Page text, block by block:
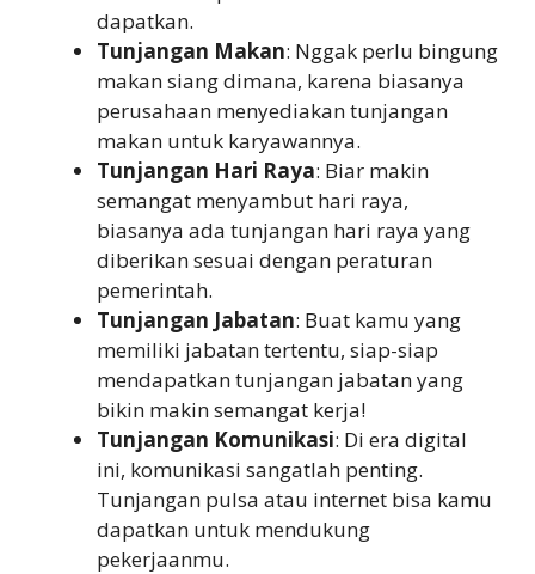
dapatkan.
Tunjangan Makan: Nggak perlu bingung
makan siang dimana, karena biasanya
perusahaan menyediakan tunjangan
makan untuk karyawannya.
Tunjangan Hari Raya: Biar makin
semangat menyambut hari raya,
biasanya ada tunjangan hari raya yang
diberikan sesuai dengan peraturan
pemerintah.
Tunjangan Jabatan: Buat kamu yang
memiliki jabatan tertentu, siap-siap
mendapatkan tunjangan jabatan yang
bikin makin semangat kerja!
Tunjangan Komunikasi: Di era digital
ini, komunikasi sangatlah penting.
Tunjangan pulsa atau internet bisa kamu
dapatkan untuk mendukung
pekerjaanmu.